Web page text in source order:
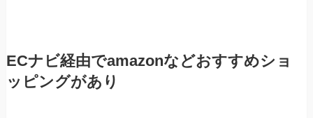
ECナビ経由でamazonなどおすすめショ
ッピングがあり